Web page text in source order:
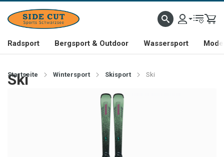
Radsport Bergsport & Outdoor Wassersport
Startseite Wintersport Skisport Ski
Ski